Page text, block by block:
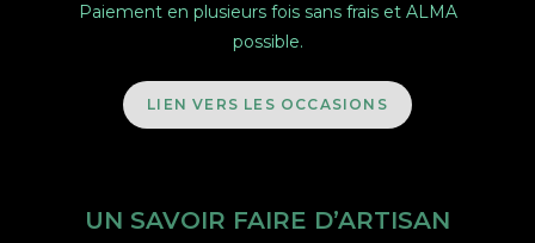
Paiement en plusieurs fois sans frais et ALMA
possible.
LIEN VERS LES OCCASIONS
UN SAVOIR FAIRE D’ARTISAN